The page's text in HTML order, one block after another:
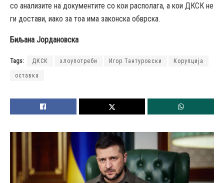
со анализите на документите со кои располага, а кои ДКСК не
ги достави, иако за тоа има законска обврска.
Биљана Јордановска
Tags: ДКСК злоупотреби Игор Тантуровски Корупција
оставка